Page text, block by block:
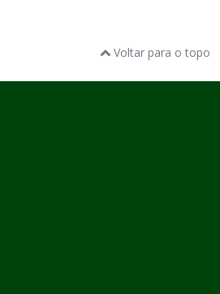
Voltar para o topo